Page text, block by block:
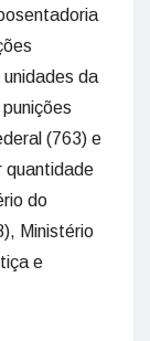
da
(763) e
quantidade
do
Ministério
e